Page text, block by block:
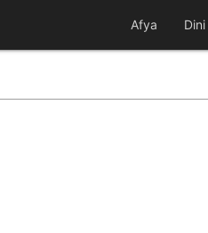
Afya Dini